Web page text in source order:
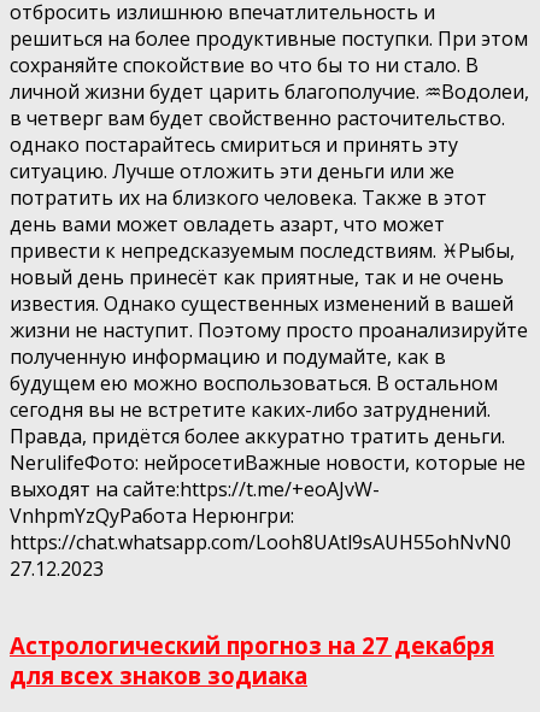
отбросить излишнюю впечатлительность и
решиться на более продуктивные поступки. При этом
сохраняйте спокойствие во что бы то ни стало. В
личной жизни будет царить благополучие. ♒️Водолеи,
в четверг вам будет свойственно расточительство.
однако постарайтесь смириться и принять эту
ситуацию. Лучше отложить эти деньги или же
потратить их на близкого человека. Также в этот
день вами может овладеть азарт, что может
привести к непредсказуемым последствиям. ♓️Рыбы,
новый день принесёт как приятные, так и не очень
известия. Однако существенных изменений в вашей
жизни не наступит. Поэтому просто проанализируйте
полученную информацию и подумайте, как в
будущем ею можно воспользоваться. В остальном
сегодня вы не встретите каких-либо затруднений.
Правда, придётся более аккуратно тратить деньги.
NerulifeФото: нейросетиВажные новости, которые не
выходят на сайте:https://t.me/+eoAJvW-
VnhpmYzQyРабота Нерюнгри:
https://chat.whatsapp.com/Looh8UAtl9sAUH55ohNvN0
27.12.2023
Астрологический прогноз на 27 декабря
для всех знаков зодиака